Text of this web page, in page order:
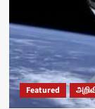
Featured